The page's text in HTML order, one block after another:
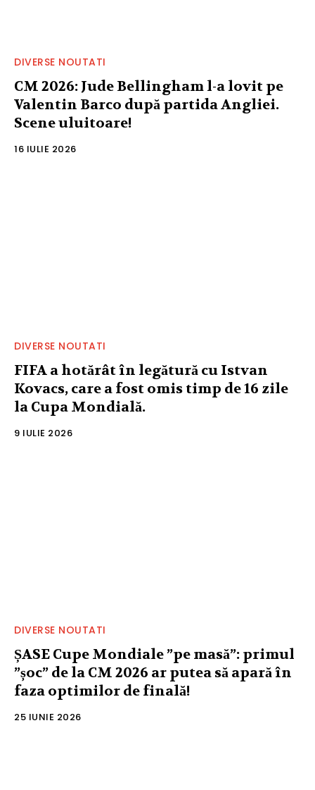
DIVERSE NOUTATI
CM 2026: Jude Bellingham l-a lovit pe
Valentin Barco după partida Angliei.
Scene uluitoare!
16 IULIE 2026
DIVERSE NOUTATI
FIFA a hotărât în legătură cu Istvan
Kovacs, care a fost omis timp de 16 zile
la Cupa Mondială.
9 IULIE 2026
DIVERSE NOUTATI
ȘASE Cupe Mondiale ”pe masă”: primul
”șoc” de la CM 2026 ar putea să apară în
faza optimilor de finală!
25 IUNIE 2026